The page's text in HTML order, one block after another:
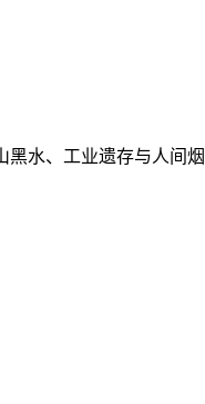
水、工业遗存与人间